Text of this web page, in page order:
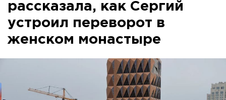
рассказала, как Сергий
устроил переворот в
женском монастыре